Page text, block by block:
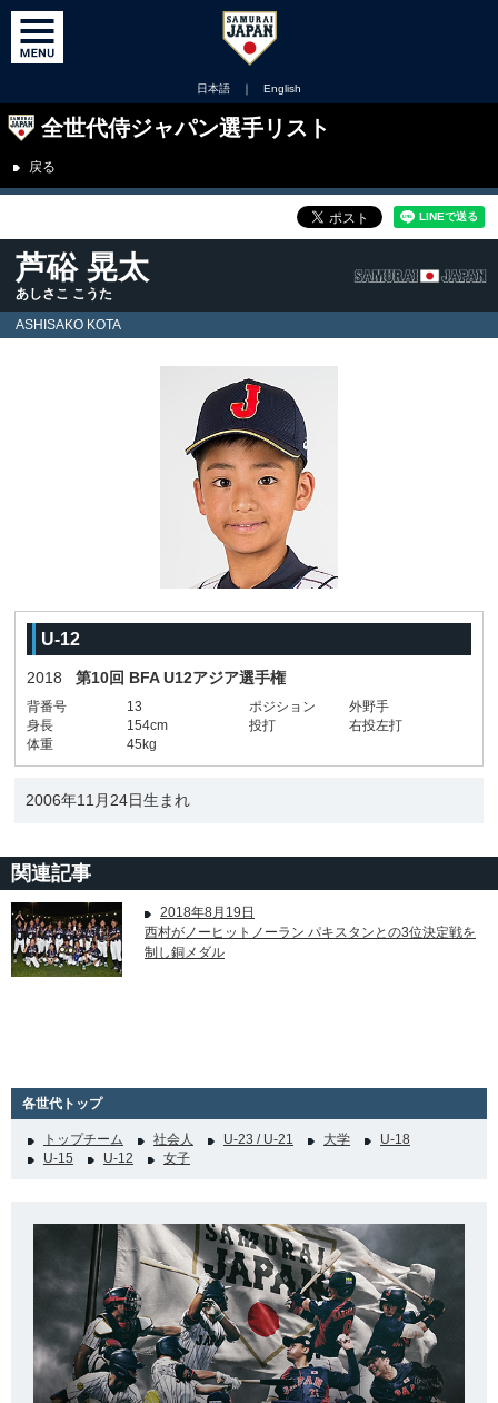
日本語 ｜ English
全世代侍ジャパン選手リスト
戻る
芦硲 晃太
あしさこ こうた
ASHISAKO KOTA
U-12
2018 第10回 BFA U12アジア選手権
背番号 13 ポジション
外野手
身長
154cm 投打
右投左打
体重
45kg
2006年11月24日生まれ
関連記事
2018年8月19日
西村がノーヒットノーラン パキスタンとの3位決定戦を
制し銅メダル
各世代トップ
トップチーム 社会人 U-23 / U-21 大学
U-18
U-15
U-12 女子